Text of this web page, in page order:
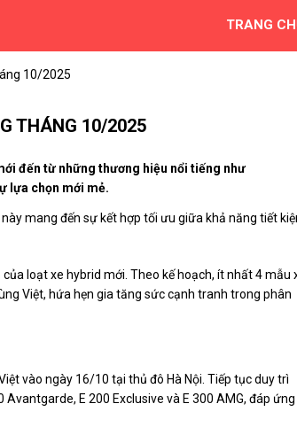
TRANG
10/2025
THÁNG 10/2025
đến từ những thương hiệu nổi tiếng như
lựa chọn mới mẻ.
mang đến sự kết hợp tối ưu giữa khả năng tiết
loạt xe hybrid mới. Theo kế hoạch, ít nhất 4 mẫu
Việt, hứa hẹn gia tăng sức cạnh tranh trong phân
vào ngày 16/10 tại thủ đô Hà Nội. Tiếp tục duy trì
E 200 Exclusive và E 300 AMG, đáp ứng